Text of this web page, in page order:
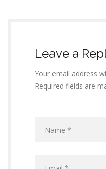
Leave a
Your email address
Required fields are